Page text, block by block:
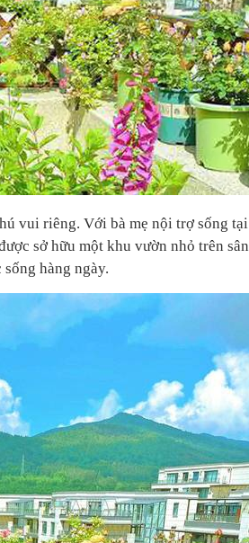
vui riêng. Với bà mẹ nội trợ sống tại
sở hữu một khu vườn nhỏ trên sân
hàng ngày.